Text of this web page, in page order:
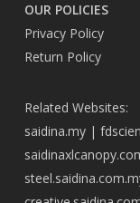
OUR POLICIES
Privacy Policy
Return Policy
Related Websites:
saidina.my|